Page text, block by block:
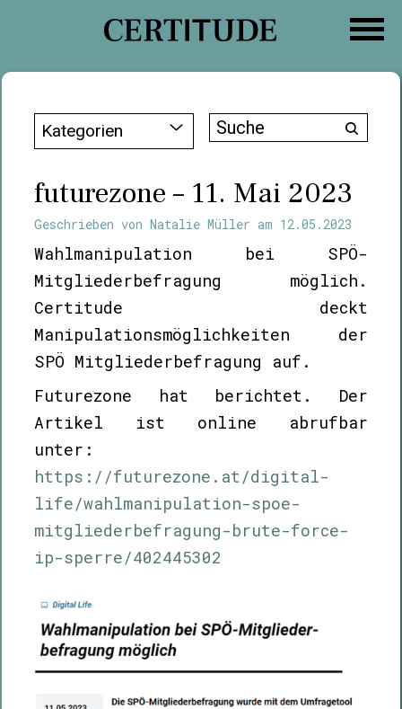
Kategorien
Suche
futurezone – 11. Mai 2023
Geschrieben vonNatalie Müller am 12.05.2023
Wahlmanipulation bei SPÖ-
Mitgliederbefragung möglich.
Certitude deckt
Manipulationsmöglichkeiten der
SPÖ Mitgliederbefragung auf.
Futurezone hat berichtet. Der
Artikel ist online abrufbar
unter:
https://futurezone.at/digital-
life/wahlmanipulation-spoe-
mitgliederbefragung-brute-force-
ip-sperre/402445302